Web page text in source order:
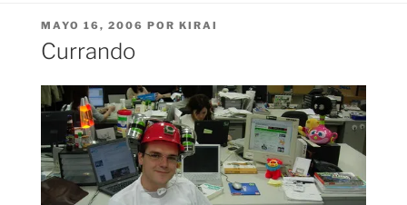
PUBLICADO
EL
MAYO 16, 2006 POR KIRAI
Currando